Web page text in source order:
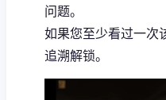
问题。
如果您至少看过一次
追溯解锁。